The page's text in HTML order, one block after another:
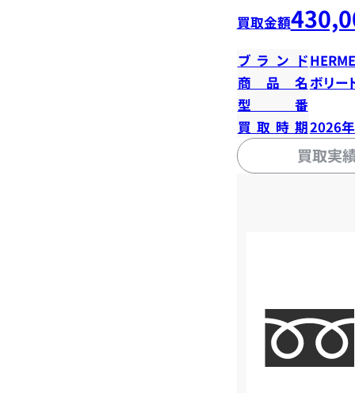
買取金額
ブランド
商品名ボリー
型番
買取時期2026
買取実